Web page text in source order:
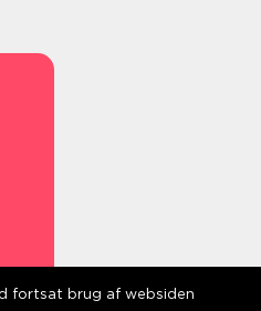
fortsat brug af websiden